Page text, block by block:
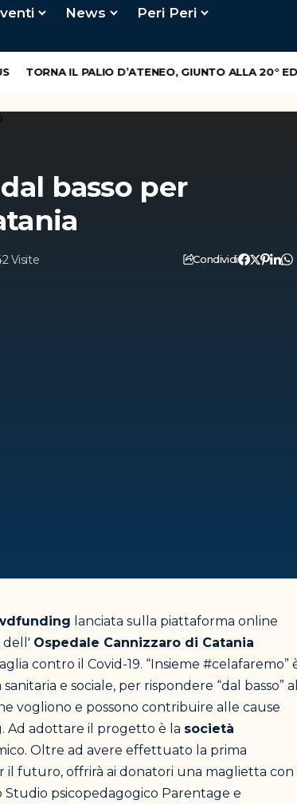
News Peri Peri
TORNA IL PALIO D’ATENEO, GIUNTO ALLA 20°
basso per
Visite Condividi
lanciata sulla piattaforma online
dell' Ospedale Cannizzaro di Catania
contro il Covid-19. “Insieme #celafaremo”
e sociale, per rispondere “dal basso”
vogliono e possono contribuire alle cause
Ad adottare il progetto è la società
Oltre ad avere effettuato la prima
il futuro, offrirà ai donatori una maglietta
Studio psicopedagogico Parentage e